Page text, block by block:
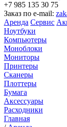
+7 985 135 30 75
Заказ по e-mail:
Аренда Сервис
Ноутбуки
Компьютеры
Моноблоки
Мониторы
Принтеры
Сканеры
Плоттеры
Бумага
Аксессуары
Расходники
Главная